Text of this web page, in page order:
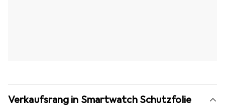
Verkaufsrang in Smartwatch Schutzfolie